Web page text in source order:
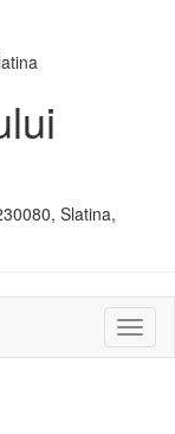
Slatina,
sau